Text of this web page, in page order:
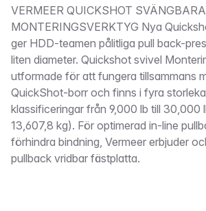
Beskrivning
VERMEER QUICKSHOT SVÄNGBARA
MONTERINGSVERKTYG Nya
ger HDD-teamen pålitliga pull back-
liten diameter. Quickshot svivel
utformade för att fungera tillsammans
QuickShot-borr och finns i fyra
klassificeringar från 9,000 lb till 30,000
13,607,8 kg). För optimerad in-line
förhindra bindning, Vermeer erbjuder
pullback vridbar fästplatta.